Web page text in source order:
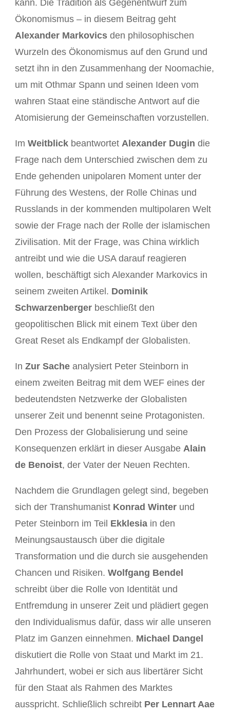
kann. Die Tradition als Gegenentwurf zum
Ökonomismus – in diesem Beitrag geht
Alexander Markovicsden philosophischen
Wurzeln des Ökonomismus auf den Grund und
setzt ihn in den Zusammenhang der Noomachie,
um mit Othmar Spann und seinen Ideen vom
wahren Staat eine ständische Antwort auf die
Atomisierung der Gemeinschaften vorzustellen.
Im Weitblickbeantwortet Alexander Dugin die
Frage nach dem Unterschied zwischen dem zu
Ende gehenden unipolaren Moment unter der
Führung des Westens, der Rolle Chinas und
Russlands in der kommenden multipolaren Welt
sowie der Frage nach der Rolle der islamischen
Zivilisation. Mit der Frage, was China wirklich
antreibt und wie die USA darauf reagieren
wollen, beschäftigt sich Alexander Markovics in
seinem zweiten Artikel. Dominik
Schwarzenbergerbeschließt den
geopolitischen Blick mit einem Text über den
Great Reset als Endkampf der Globalisten.
In Zur Sacheanalysiert Peter Steinborn in
einem zweiten Beitrag mit dem WEF eines der
bedeutendsten Netzwerke der Globalisten
unserer Zeit und benennt seine Protagonisten.
Den Prozess der Globalisierung und seine
Konsequenzen erklärt in dieser Ausgabe Alain
de Benoist, der Vater der Neuen Rechten.
Nachdem die Grundlagen gelegt sind, begeben
sich der Transhumanist Konrad Winterund
Peter Steinborn im Teil Ekklesiain den
Meinungsaustausch über die digitale
Transformation und die durch sie ausgehenden
Chancen und Risiken. Wolfgang Bendel
schreibt über die Rolle von Identität und
Entfremdung in unserer Zeit und plädiert gegen
den Individualismus dafür, dass wir alle unseren
Platz im Ganzen einnehmen. Michael Dangel
diskutiert die Rolle von Staat und Markt im 21.
Jahrhundert, wobei er sich aus libertärer Sicht
für den Staat als Rahmen des Marktes
ausspricht. Schließlich schreibt Per Lennart Aae